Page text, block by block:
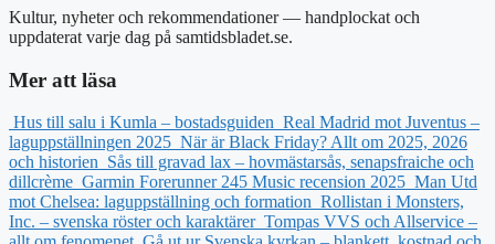
Kultur, nyheter och rekommendationer — handplockat och
uppdaterat varje dag på samtidsbladet.se.
Mer att läsa
Hus till salu i Kumla – bostadsguiden Real Madrid mot Juventus –
laguppställningen 2025 När är Black Friday? Allt om 2025, 2026
och historien Sås till gravad lax – hovmästarsås, senapsfraiche och
dillcrème Garmin Forerunner 245 Music recension 2025 Man Utd
mot Chelsea: laguppställning och formation Rollistan i Monsters,
Inc. – svenska röster och karaktärer Tompas VVS och Allservice –